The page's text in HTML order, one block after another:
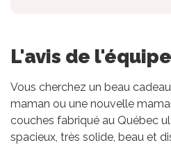
L'avis de l'équipe
Vous cherchez un beau
maman ou une nouvelle
couches fabriqué au Québec
spacieux, très solide, beau et